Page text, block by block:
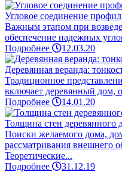
Угловое соединение
Важным этапом при
обеспечение надежных
Подробнее
12.03.20
Деревянная веранда:
Традиционное
включает деревянный дом,
Подробнее
14.01.20
Толщина стен деревянного
Поиски желаемого дома,
рассматривания внешнего
Теоретические...
Подробнее
31.12.19